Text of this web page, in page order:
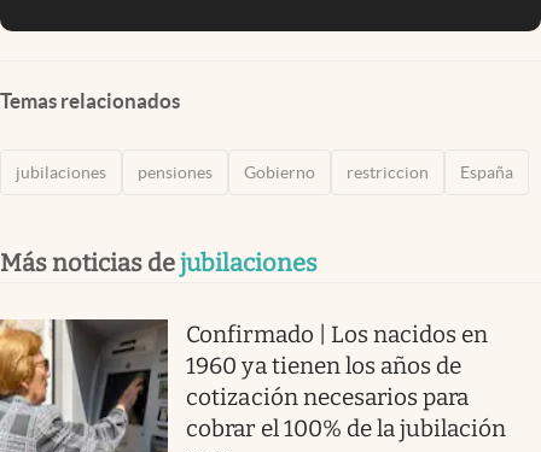
Temas relacionados
jubilaciones pensiones Gobierno restriccion España
Más noticias dejubilaciones
Confirmado | Los nacidos en
1960 ya tienen los años de
cotización necesarios para
cobrar el 100% de la jubilación